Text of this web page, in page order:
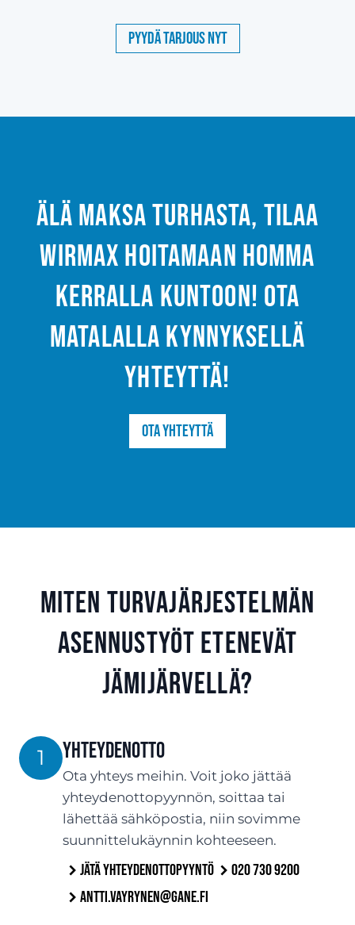
Pyydä tarjous nyt
Älä maksa turhasta, tilaa
Wirmax hoitamaan homma
kerralla kuntoon! Ota
matalalla kynnyksellä
yhteyttä!
Ota yhteyttä
Miten turvajärjestelmän
asennustyöt etenevät
Jämijärvellä?
1 Yhteydenotto
Ota yhteys meihin. Voit joko jättää
yhteydenottopyynnön, soittaa tai
lähettää sähköpostia, niin sovimme
suunnittelukäynnin kohteeseen.
Jätä yhteydenottopyyntö
020 730 9200
antti.vayrynen@gane.fi